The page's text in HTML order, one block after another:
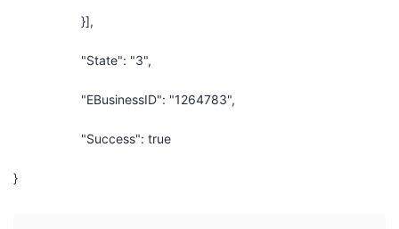
}],
"State": "3",
"EBusinessID": "1264783",
"Success": true
}